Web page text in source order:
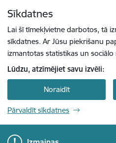
Sīkdatnes
Lai šī tīmekļvietne darbotos, tā
sīkdatnes. Ar Jūsu piekrišanu
izmantotas statistikas un
Lūdzu, atzīmējiet savu izvēli:
Noraidīt
Pārvaldīt sīkdatnes